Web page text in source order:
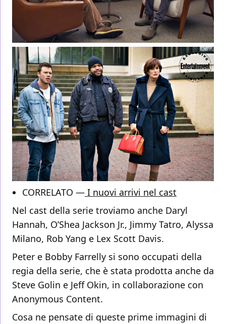
CORRELATO — I nuovi arrivi nel cast
Nel cast della serie troviamo anche Daryl
Hannah, O’Shea Jackson Jr., Jimmy Tatro, Alyssa
Milano, Rob Yang e Lex Scott Davis.
Peter e Bobby Farrelly si sono occupati della
regia della serie, che è stata prodotta anche da
Steve Golin e Jeff Okin, in collaborazione con
Anonymous Content.
Cosa ne pensate di queste prime immagini di